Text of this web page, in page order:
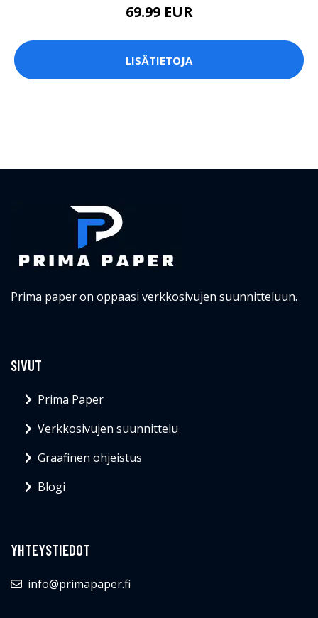
69.99 EUR
LISÄTIETOJA
Prima paper on oppaasi verkkosivujen suunnitteluun.
SIVUT
Prima Paper
Verkkosivujen suunnittelu
Graafinen ohjeistus
Blogi
YHTEYSTIEDOT
info@primapaper.fi